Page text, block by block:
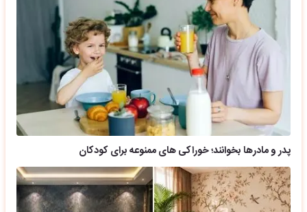
پدر و مادرها بخوانند؛ خوراکی های ممنوعه برای کودکان